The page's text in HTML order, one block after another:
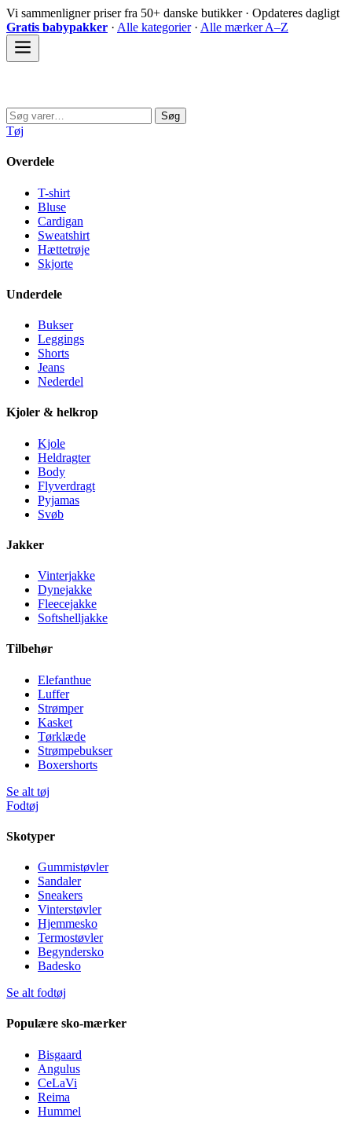
Spring
til
indhold
Vi sammenligner priser fra 50+ danske butikker · Opdateres dagligt
Gratis babypakker · Alle kategorier· Alle mærker A–Z
Søg
efter:
Søg
Tøj
Overdele
T-shirt
Bluse
Cardigan
Sweatshirt
Hættetrøje
Skjorte
Underdele
Bukser
Leggings
Shorts
Jeans
Nederdel
Kjoler & helkrop
Kjole
Heldragter
Body
Flyverdragt
Pyjamas
Svøb
Jakker
Vinterjakke
Dynejakke
Fleecejakke
Softshelljakke
Tilbehør
Elefanthue
Luffer
Strømper
Kasket
Tørklæde
Strømpebukser
Boxershorts
Se alt tøj
Fodtøj
Skotyper
Gummistøvler
Sandaler
Sneakers
Vinterstøvler
Hjemmesko
Termostøvler
Begyndersko
Badesko
Se alt fodtøj
Populære sko-mærker
Bisgaard
Angulus
CeLaVi
Reima
Hummel